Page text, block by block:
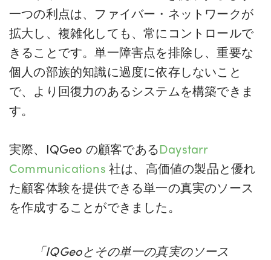
一つの利点は、ファイバー・ネットワークが
拡大し、複雑化しても、常にコントロールで
きることです。単一障害点を排除し、重要な
個人の部族的知識に過度に依存しないこと
で、より回復力のあるシステムを構築できま
す。
実際、IQGeo の顧客であるDaystarr
Communications 社は、 高価値の製品と優れ
た顧客体験を提供できる単一の真実のソース
を作成することができました。
「IQGeoとその単一の真実のソース